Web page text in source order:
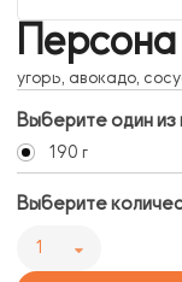
угорь, авокадо,
Выберите один из
190 г
Выберите
1